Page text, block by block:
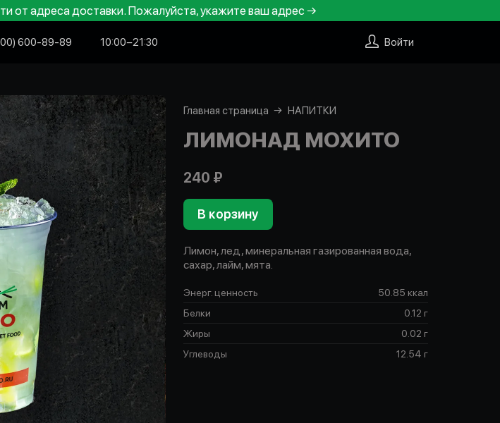
от адреса доставки. Пожалуйста, укажите ваш адрес →
600-89-89 10:00−21:30 Войти
Главная страница НАПИТКИ
ЛИМОНАД МОХИТО
240 ₽
В корзину
Лимон, лед, минеральная газированная вода,
сахар, лайм, мята.
Энерг. ценность
50.85 ккал
Белки
0.12 г
Жиры
0.02 г
Углеводы
12.54 г